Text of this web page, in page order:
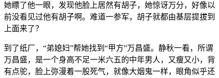
她瞟了他一眼，发现他脸上居然有胡子，她惊讶万分，好像以
前没看见过他有胡子啊。难道一参军，胡子就都由基层提拔到
上面来了？
到了纸厂，“弟媳妇”帮她找到“甲方”万昌盛。静秋一看，所谓
万昌盛，是一个身高不足一米六五的中年男人，又瘦又小，背
有点驼，脸上弥漫着一股死气，就像大烟鬼一样，眼角似乎还